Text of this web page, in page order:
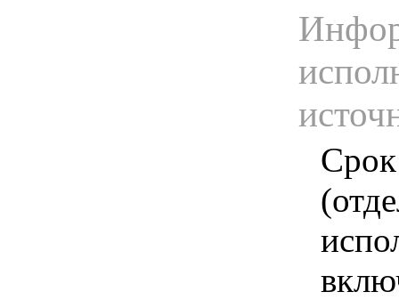
Срок